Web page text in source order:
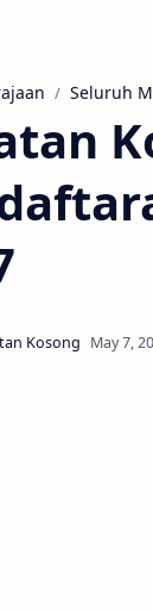
Seluruh